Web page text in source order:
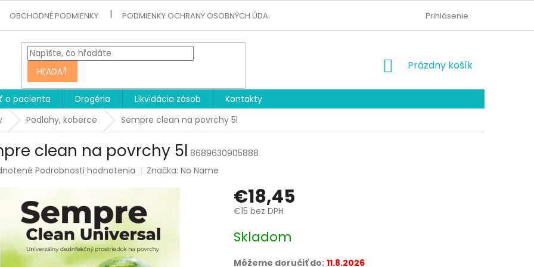
OBCHODNÉ PODMIENKY PODMIENKY OCHRANY OSOBNÝCH ÚDAJOV ODSTÚPENIE OD ZMLUVY
Prihlásenie
HĽADAŤ
NÁKUPNÝ
Prázdny košík
o pacienta Drogéria Likvidácia zásob
Kontakty
Podlahy, koberce Sempre clean na povrchy 5l
clean na povrchy 5l 8689630905888
Podrobnosti hodnotenia Značka:No Name
€18,45
€15 bez DPH
cena:
Skladom
Môžeme doručiť do: 11.8.2026